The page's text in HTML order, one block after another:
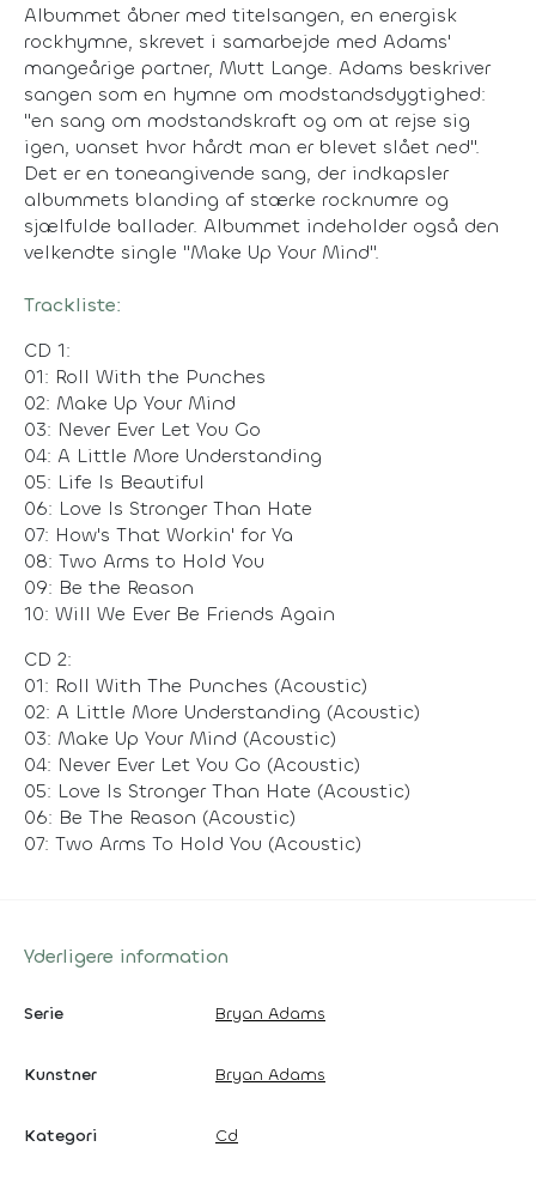
Albummet åbner med titelsangen, en energisk
rockhymne, skrevet i samarbejde med Adams'
mangeårige partner, Mutt Lange. Adams beskriver
sangen som en hymne om modstandsdygtighed:
"en sang om modstandskraft og om at rejse sig
igen, uanset hvor hårdt man er blevet slået ned".
Det er en toneangivende sang, der indkapsler
albummets blanding af stærke rocknumre og
sjælfulde ballader. Albummet indeholder også den
velkendte single "Make Up Your Mind".
Trackliste:
CD 1:
01: Roll With the Punches
02: Make Up Your Mind
03: Never Ever Let You Go
04: A Little More Understanding
05: Life Is Beautiful
06: Love Is Stronger Than Hate
07: How's That Workin' for Ya
08: Two Arms to Hold You
09: Be the Reason
10: Will We Ever Be Friends Again
CD 2:
01: Roll With The Punches (Acoustic)
02: A Little More Understanding (Acoustic)
03: Make Up Your Mind (Acoustic)
04: Never Ever Let You Go (Acoustic)
05: Love Is Stronger Than Hate (Acoustic)
06: Be The Reason (Acoustic)
07: Two Arms To Hold You (Acoustic)
Yderligere information
Serie Bryan Adams
Kunstner Bryan Adams
Kategori Cd